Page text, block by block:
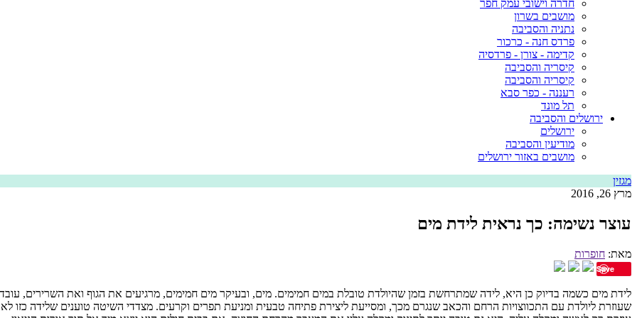
חדרה וישובי עמק חפר
מושבים בשרון
נתניה והסביבה
פרדס חנה - כרכור
קדימה - צורן - פרדסיה
קיסריה והסביבה
קיסריה והסביבה
רעננה - כפר סבא
תל מונד
ירושלים והסביבה
ירושלים
מודיעין והסביבה
מושבים באזור ירושלים
מגזין
מרץ 26, 2016
עוצר נשימה: כך נראית לידת מים
מאת: חופרות
Save
לידת מים כשמה בדיוק כן היא, לידה שמתרחשת בזמן שהיולדת טובלת במים חמימים. מים, ובעיקר מים חמימים, מרגיעים את הגוף ואת השרירים,
שעוזרת ליולדת עם התכווצויות הרחם והכאב שנגרם מכך, ומסייעת ליצירת פתיחה טבעית ומניעת תפרים וקרעים. מצדדי השיטה טוענים שלידה כזו לא